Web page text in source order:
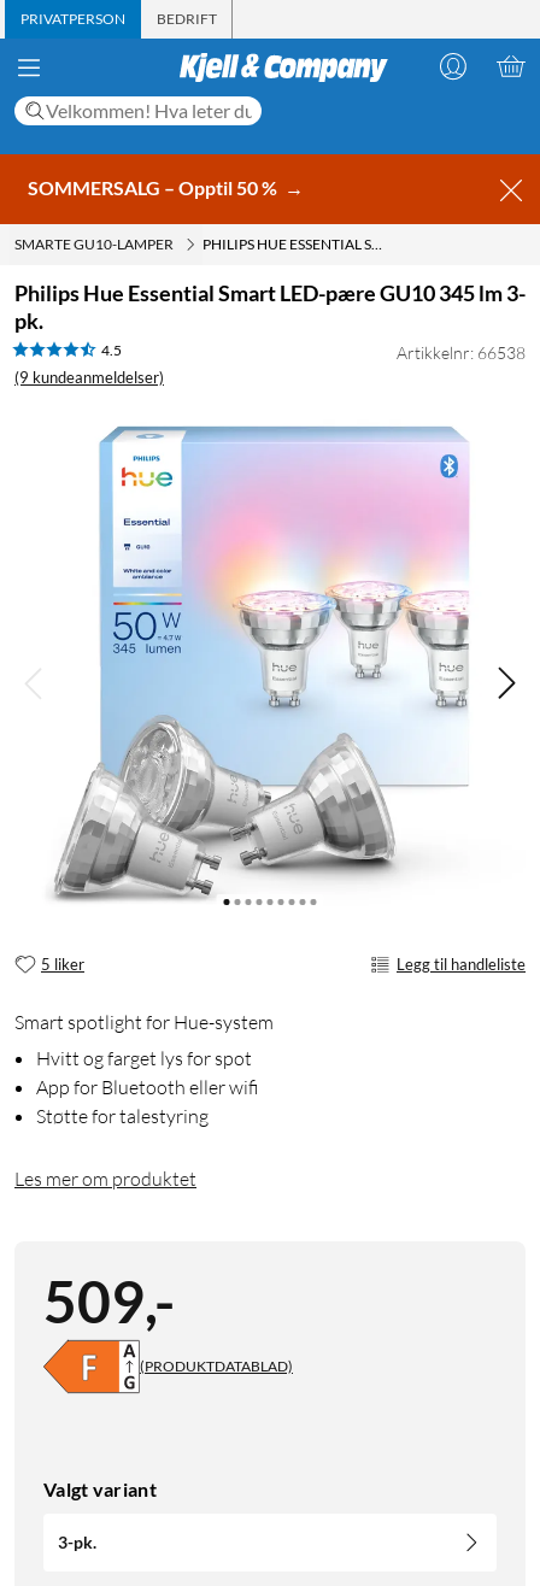
PRIVATPERSON BEDRIFT
SOMMERSALG – Opptil 50 % →
SMARTE GU10-LAMPER PHILIPS HUE ESSENTIAL SMART LED-PÆRE GU10 345 LM 3-PK.
Philips Hue Essential Smart LED-pære GU10 345 lm 3-
pk.
4.5
(9 kundeanmeldelser)
Artikkelnr: 66538
5 liker Legg til handleliste
Smart spotlight for Hue-system
Hvitt og farget lys for spot
App for Bluetooth eller wifi
Støtte for talestyring
Les mer om produktet
509,-
(PRODUKTDATABLAD)
Valgt variant
3-pk.